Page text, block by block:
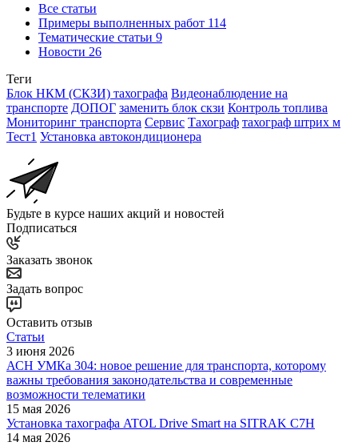
Все статьи
Примеры выполненных работ 114
Тематические статьи 9
Новости 26
Теги
Блок НКМ (СКЗИ) тахографа Видеонаблюдение на
транспорте ДОПОГ заменить блок скзи Контроль топлива
Мониторинг транспорта Сервис Тахограф тахограф штрих м
Тест1 Установка автокондиционера
Будьте в курсе наших акций и новостей
Подписаться
Заказать звонок
Задать вопрос
Оставить отзыв
Статьи
3 июня 2026
АСН УМКа 304: новое решение для транспорта, которому
важны требования законодательства и современные
возможности телематики
15 мая 2026
Установка тахографа ATOL Drive Smart на SITRAK C7H
14 мая 2026